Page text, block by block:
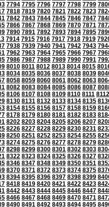
7794 7795 7796 7797 7798 7799
7818 7819 7820 7821 7822 7823
7842 7843 7844 7845 7846 7847
7866 7867 7868 7869 7870 7871
7890 7891 7892 7893 7894 7895
7914 7915 7916 7917 7918 7919
7938 7939 7940 7941 7942 7943
7962 7963 7964 7965 7966 7967
7986 7987 7988 7989 7990 7991
8010 8011 8012 8013 8014 8015
8034 8035 8036 8037 8038 8039
8058 8059 8060 8061 8062 8063
8082 8083 8084 8085 8086 8087
8106 8107 8108 8109 8110 8111 8112
8130 8131 8132 8133 8134 8135
8154 8155 8156 8157 8158 8159
8178 8179 8180 8181 8182 8183
8202 8203 8204 8205 8206 8207
8226 8227 8228 8229 8230 8231
8250 8251 8252 8253 8254 8255
8274 8275 8276 8277 8278 8279
8298 8299 8300 8301 8302 8303
8322 8323 8324 8325 8326 8327
8346 8347 8348 8349 8350 8351
8370 8371 8372 8373 8374 8375
8394 8395 8396 8397 8398 8399
8418 8419 8420 8421 8422 8423
8442 8443 8444 8445 8446 8447
8466 8467 8468 8469 8470 8471
8490 8491 8492 8493 8494 8495